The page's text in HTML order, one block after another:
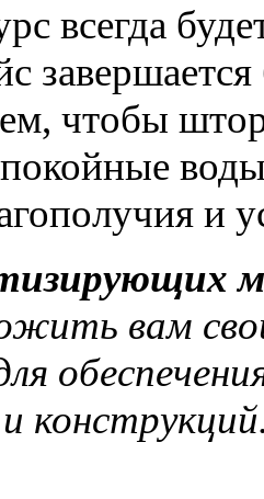
всегда
чтобы
и
вам